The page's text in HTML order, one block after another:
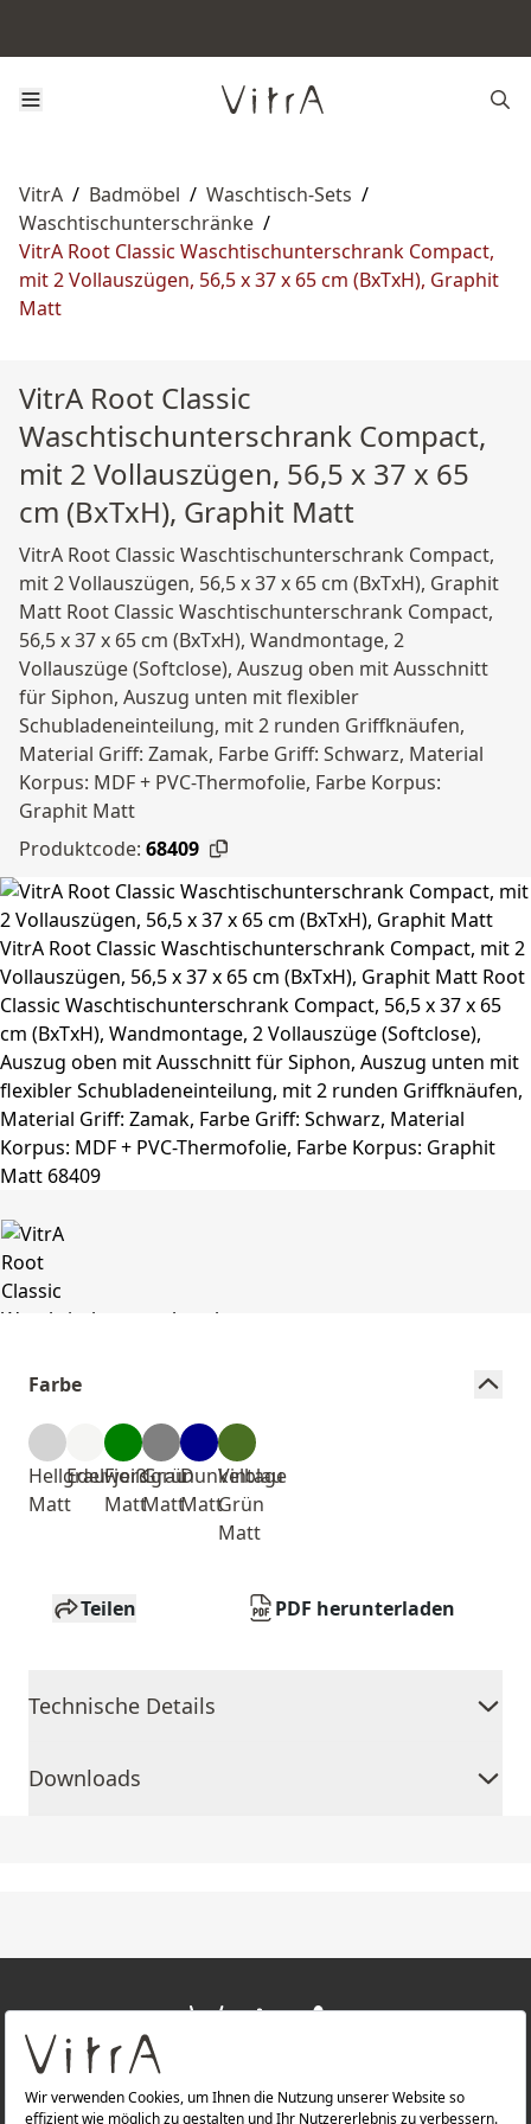
VitrA / Badmöbel / Waschtisch-Sets /
Waschtischunterschränke /
VitrA Root Classic Waschtischunterschrank Compact,
mit 2 Vollauszügen, 56,5 x 37 x 65 cm (BxTxH), Graphit
Matt
VitrA Root Classic
Waschtischunterschrank Compact,
mit 2 Vollauszügen, 56,5 x 37 x 65
cm (BxTxH), Graphit Matt
VitrA Root Classic Waschtischunterschrank Compact,
mit 2 Vollauszügen, 56,5 x 37 x 65 cm (BxTxH), Graphit
Matt Root Classic Waschtischunterschrank Compact,
56,5 x 37 x 65 cm (BxTxH), Wandmontage, 2
Vollauszüge (Softclose), Auszug oben mit Ausschnitt
für Siphon, Auszug unten mit flexibler
Schubladeneinteilung, mit 2 runden Griffknäufen,
Material Griff: Zamak, Farbe Griff: Schwarz, Material
Korpus: MDF + PVC-Thermofolie, Farbe Korpus:
Graphit Matt
Produktcode: 68409
Farbe
Hellgrau
Matt
EdelweißFjordgrün
Matt
Grau
Matt
Dunkelblau
Matt
Vintage
Grün
Matt
Teilen PDF herunterladen
Technische Details
Downloads